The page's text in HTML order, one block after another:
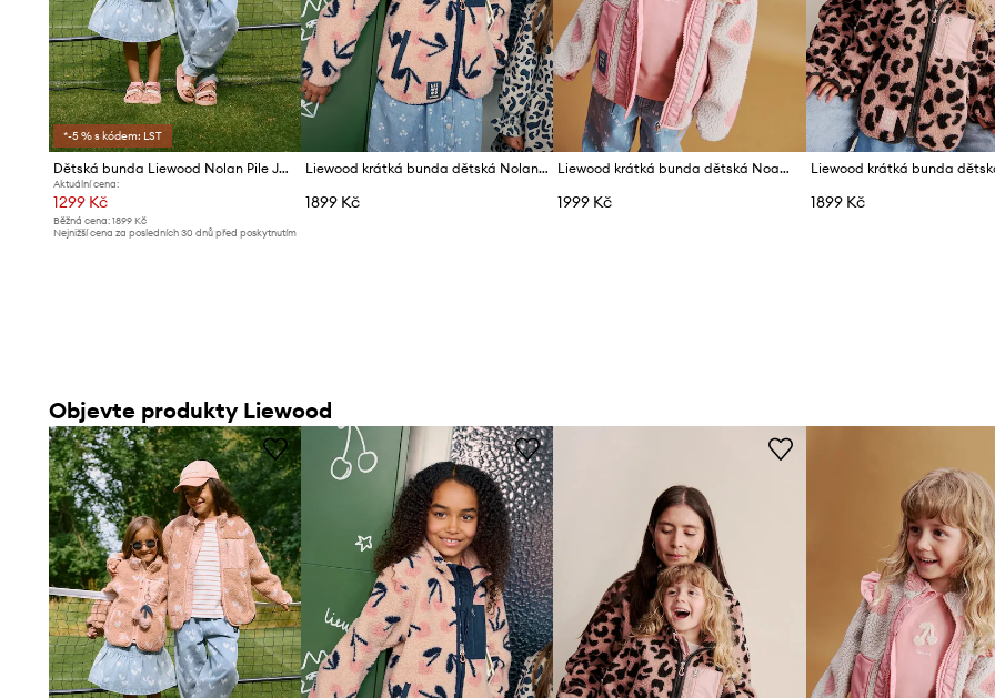
*-5 % s kódem: LST
Dětská bunda Liewood Nolan Pile Jacket
Aktuální cena:
1299 Kč
Běžná cena: 1899 Kč
Nejnižší cena za posledních 30 dnů před poskytnutím
Liewood krátká bunda dětská Nolan Pile Jacket
1899 Kč
Liewood krátká bunda dětská Noam Pile Jacket w Frill
1999 Kč 1899 Kč
Objevte produkty Liewood